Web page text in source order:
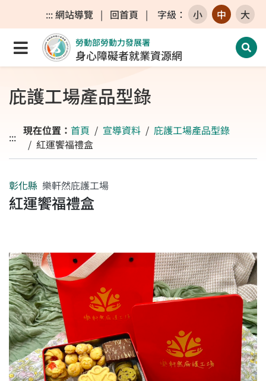
跳至主要內容區
跳至主要選單
跳至網站搜尋
:::網站導覽 | 回首頁 | 字級 ： 小 中 大
點選開啟選單
勞動部勞動力發展署
身心障礙者就業資源網 開
庇護工場產品型錄
::: 現在位置： 首頁 宣導資料
庇護工場產品型錄
紅運饗福禮盒
彰化縣 樂軒然庇護工場
紅運饗福禮盒